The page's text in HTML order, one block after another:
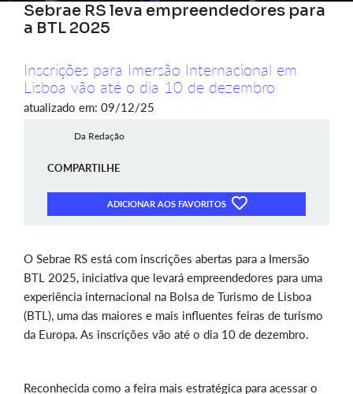
Sebrae RS leva empreendedores para
a BTL 2025
Inscrições para Imersão Internacional em
Lisboa vão até o dia 10 de dezembro
atualizado em: 09/12/25
Da Redação
COMPARTILHE
ADICIONAR AOS FAVORITOS
O Sebrae RS está com inscrições abertas para a Imersão
BTL 2025, iniciativa que levará empreendedores para uma
experiência internacional na Bolsa de Turismo de Lisboa
(BTL), uma das maiores e mais influentes feiras de turismo
da Europa. As inscrições vão até o dia 10 de dezembro.
Reconhecida como a feira mais estratégica para acessar o